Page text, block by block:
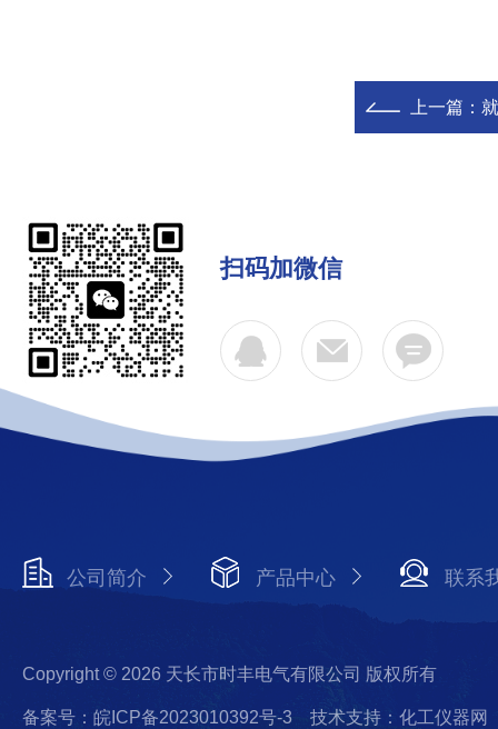
上一篇：
扫码加微信
公司简介 产品中心 联系
Copyright © 2026 天长市时丰电气有限公司 版权所有
备案号：皖ICP备2023010392号-3 技术支持：化工仪器网